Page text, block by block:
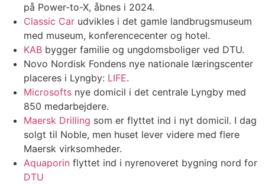
på Power-to-X, åbnes i 2024.
Classic Car udvikles i det gamle landbrugsmuseum
med museum, konferencecenter og hotel.
KAB bygger familie og ungdomsboliger ved DTU.
Novo Nordisk Fondens nye nationale læringscenter
placeres i Lyngby: LIFE.
Microsofts nye domicil i det centrale Lyngby med
850 medarbejdere.
Maersk Drilling som er flyttet ind i nyt domicil. I dag
solgt til Noble, men huset lever videre med flere
Maersk virksomheder.
Aquaporin flyttet ind i nyrenoveret bygning nord for
DTU